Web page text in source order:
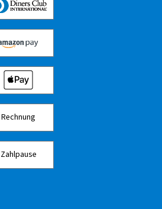
Rechnung
Zahlpause